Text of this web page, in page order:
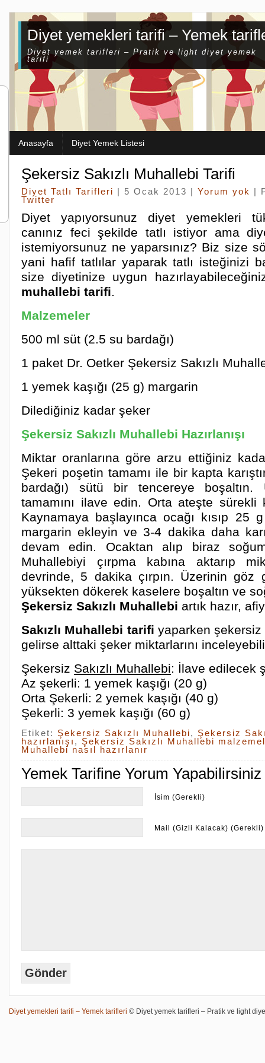
Diyet yemekleri tarifi – Yemek
Diyet yemek tarifleri – Pratik ve light diyet yemek
tarifi
Anasayfa Diyet Yemek Listesi
Şekersiz Sakızlı Muhallebi Tarifi
Diyet Tatlı Tarifleri | 5 Ocak 2013 | Yorum yok
|
Twitter
Diyet yapıyorsunuz diyet yemekleri
canınız feci şekilde tatlı istiyor ama
istemiyorsunuz ne yaparsınız? Biz size
yani hafif tatlılar yaparak tatlı isteğinizi
size diyetinize uygun
muhallebi tarifi.
Malzemeler
500 ml süt (2.5 su bardağı)
1 paket Dr. Oetker Şekersiz Sakızlı
1 yemek kaşığı (25 g) margarin
Dilediğiniz kadar şeker
Şekersiz Sakızlı Muhallebi Hazırlanışı
Miktar oranlarına göre arzu ettiğiniz
Şekeri poşetin tamamı ile bir kapta
bardağı) sütü bir tencereye boşaltın.
tamamını ilave edin. Orta ateşte sürekli
Kaynamaya başlayınca ocağı kısıp 25
margarin ekleyin ve 3-4 dakika daha
devam edin. Ocaktan alıp biraz
Muhallebiyi çırpma kabına aktarıp
devrinde, 5 dakika çırpın. Üzerinin göz
yüksekten dökerek kaselere boşaltın ve
Şekersiz Sakızlı Muhallebi artık hazır,
Sakızlı Muhallebi tarifi yaparken şekersiz
gelirse alttaki şeker miktarlarını
Şekersiz Sakızlı Muhallebi: İlave edilecek
Az şekerli: 1 yemek kaşığı (20 g)
Orta Şekerli: 2 yemek kaşığı (40 g)
Şekerli: 3 yemek kaşığı (60 g)
Etiket: Şekersiz Sakızlı Muhallebi, Şekersiz
hazırlanışı , Şekersiz Sakızlı Muhallebi
Muhallebi nasıl hazırlanır
Yemek Tarifine Yorum Yapabilirsiniz
İsim (Gerekli)
Mail (Gizli Kalacak) (Gerekli)
Diyet yemekleri tarifi – Yemek tarifleri © Diyet yemek tarifleri – Pratik ve light